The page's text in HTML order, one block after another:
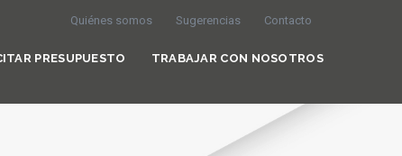
Quiénes somos Sugerencias Contacto
PRESUPUESTO TRABAJAR CON NOSOTROS